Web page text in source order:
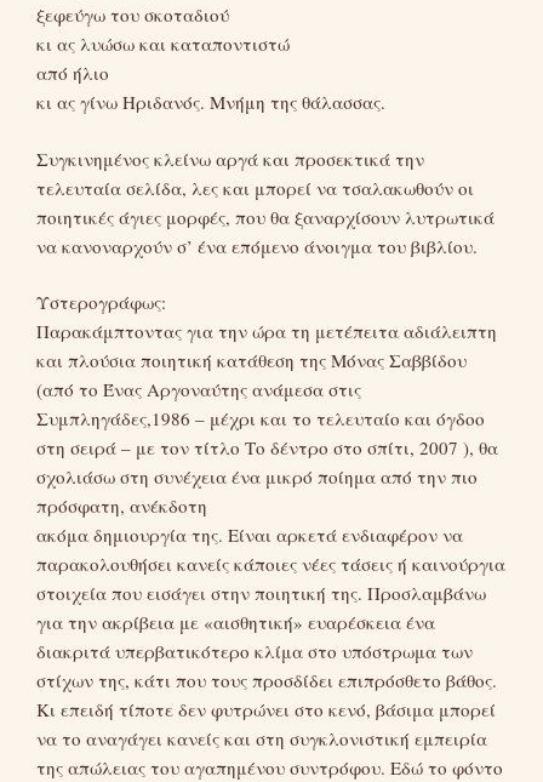
ξεφεύγω του σκοταδιού
κι ας λυώσω και καταποντιστώ
από ήλιο
κι ας γίνω Ηριδανός. Μνήμη της θάλασσας.
Συγκινημένος κλείνω αργά και προσεκτικά την
τελευταία σελίδα, λες και μπορεί να τσαλακωθούν οι
ποιητικές άγιες μορφές, που θα ξαναρχίσουν λυτρωτικά
να κανοναρχούν σ’ ένα επόμενο άνοιγμα του βιβλίου.
Υστερογράφως:
Παρακάμπτοντας για την ώρα τη μετέπειτα αδιάλειπτη
και πλούσια ποιητική κατάθεση της Μόνας Σαββίδου
(από το Ένας Αργοναύτης ανάμεσα στις
Συμπληγάδες,1986 – μέχρι και το τελευταίο και όγδοο
στη σειρά – με τον τίτλο Το δέντρο στο σπίτι, 2007 ), θα
σχολιάσω στη συνέχεια ένα μικρό ποίημα από την πιο
πρόσφατη, ανέκδοτη
ακόμα δημιουργία της. Είναι αρκετά ενδιαφέρον να
παρακολουθήσει κανείς κάποιες νέες τάσεις ή καινούργια
στοιχεία που εισάγει στην ποιητική της. Προσλαμβάνω
για την ακρίβεια με «αισθητική» ευαρέσκεια ένα
διακριτά υπερβατικότερο κλίμα στο υπόστρωμα των
στίχων της, κάτι που τους προσδίδει επιπρόσθετο βάθος.
Κι επειδή τίποτε δεν φυτρώνει στο κενό, βάσιμα μπορεί
να το αναγάγει κανείς και στη συγκλονιστική εμπειρία
της απώλειας του αγαπημένου συντρόφου. Εδώ το φόντο